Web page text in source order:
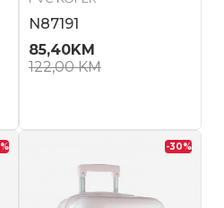
N87191
85,40KM
122,00KM
% -30%